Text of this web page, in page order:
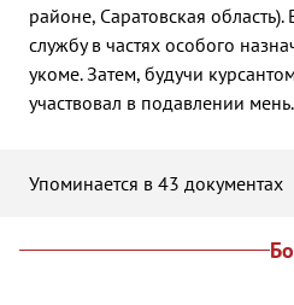
районе, Саратовская
службу в частях особого
укоме. Затем, будучи
участвовал в подавлении мень
Упоминается в 43 документах